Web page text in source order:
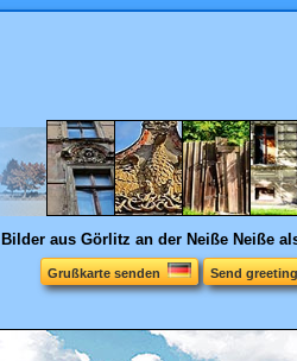
Bilder aus Görlitz an der Neiße Neiße
Grußkarte senden Send